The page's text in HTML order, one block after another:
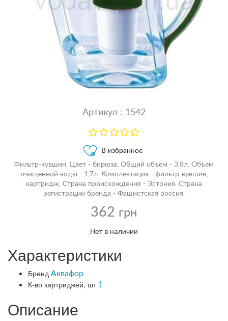
Артикул : 1542
В избранное
Фильтр-кувшин. Цвет - бирюза. Общий объем - 3,8л. Объем
очищенной воды - 1,7л. Комплектация - фильтр-кувшин,
картридж. Страна происхождения - Эстония. Страна
регистрации бренда - Фашистская россия.
362 грн
Нет в наличии
Характеристики
Бренд Аквафор
К-во картриджей, шт 1
Описание